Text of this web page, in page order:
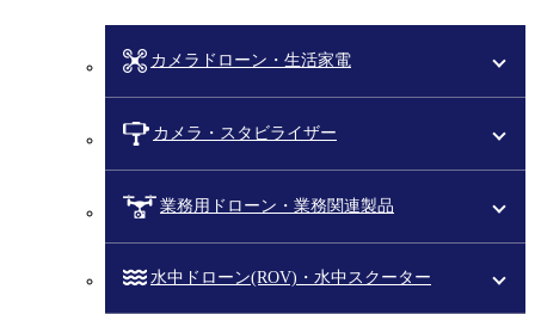
カメラドローン・生活家電
カメラ・スタビライザー
業務用ドローン・業務関連製品
水中ドローン(ROV)・水中スクーター